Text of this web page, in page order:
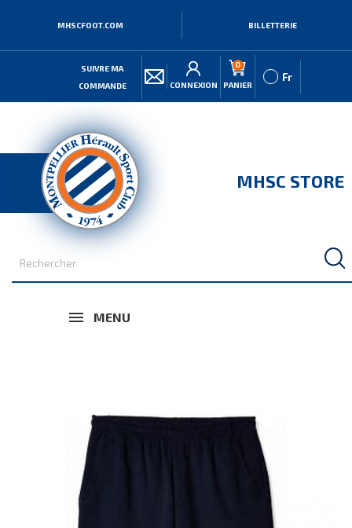
MHSCFOOT.COM BILLETTERIE
SUIVRE MA
COMMANDE
CONNEXION
0
PANIER
Fr
MHSC STORE
MENU